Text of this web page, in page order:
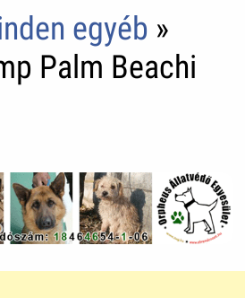
egyéb »
Palm Beachi